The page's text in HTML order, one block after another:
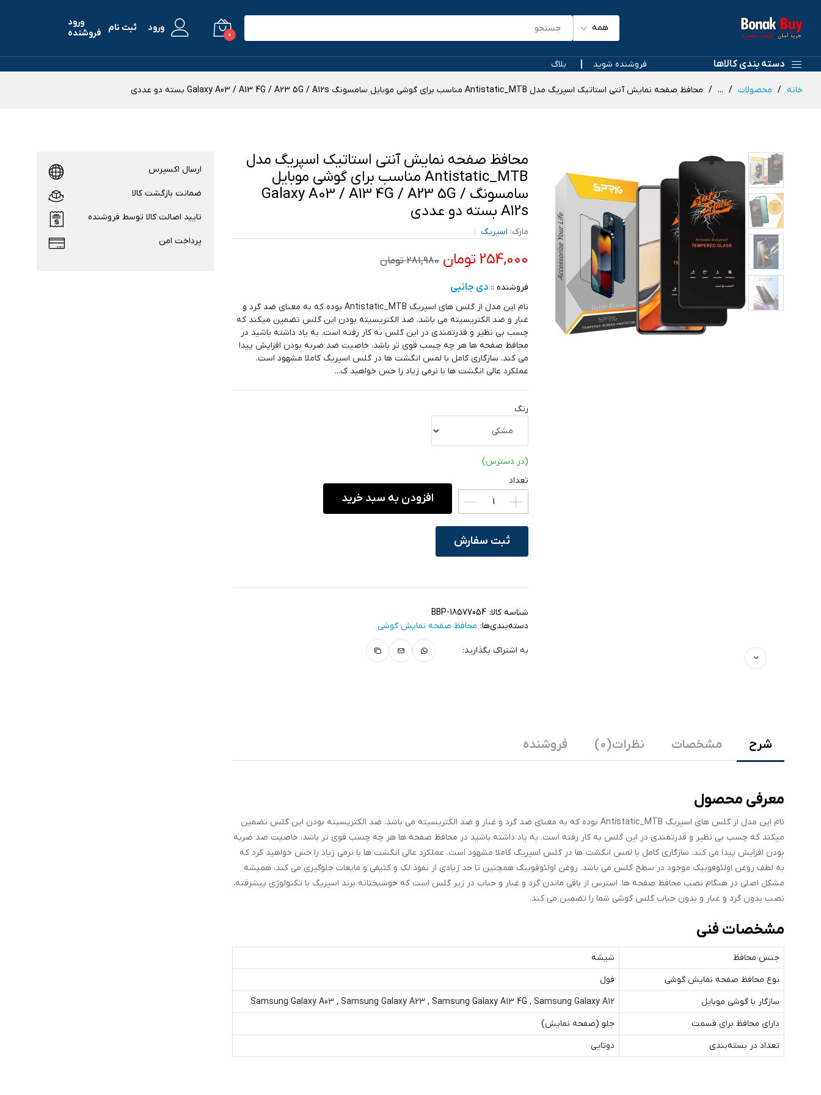
همه
0
ورود ثبت نام
ورود
فروشنده
دسته بندی کالاها فروشنده شوید بلاگ
خانه محصولات ... محافظ صفحه نمایش آنتی استاتیک اسپریگ مدل Antistatic_MTB مناسب برای گوشی موبایل سامسونگ Galaxy A03 / A13 4G / A23 5G / A12s بسته دو عددی
محافظ صفحه نمایش آنتی استاتیک اسپریگ مدل
Antistatic_MTB مناسب برای گوشی موبایل
سامسونگ Galaxy A03 / A13 4G / A23 5G /
A12s بسته دو عددی
مارک: اسپریگ
254,000 تومان 281,980 تومان
فروشنده :: دی جانبی
نام این مدل از گلس های اسپریگ Antistatic_MTB بوده که به معنای ضد گرد و
غبار و ضد الکتریسیته می باشد. ضد الکتریسیته بودن این گلس تضمین میکند که
چسب بی نظیر و قدرتمندی در این گلس به کار رفته است. به یاد داشته باشید در
محافظ صفحه ها هر چه چسب قوی تر باشد، خاصیت ضد ضربه بودن افزایش پیدا
می کند. سازگاری کامل با لمس انگشت ها در گلس اسپریگ کاملا مشهود است.
عملکرد عالی انگشت ها با نرمی زیاد را حس خواهید ک...
رنگ
(در دسترس)
تعداد
افزودن به سبد خرید
ثبت سفارش
شناسه کالا: BBP-18577054
دسته‌بندی‌ها: محافظ صفحه نمایش گوشی
به اشتراک بگذارید:
شرح مشخصات نظرات (0) فروشنده
معرفی محصول
نام این مدل از گلس های اسپریگ Antistatic_MTB بوده که به معنای ضد گرد و غبار و ضد الکتریسیته می باشد. ضد الکتریسیته بودن این گلس تضمین
میکند که چسب بی نظیر و قدرتمندی در این گلس به کار رفته است. به یاد داشته باشید در محافظ صفحه ها هر چه چسب قوی تر باشد، خاصیت ضد ضربه
بودن افزایش پیدا می کند. سازگاری کامل با لمس انگشت ها در گلس اسپریگ کاملا مشهود است. عملکرد عالی انگشت ها با نرمی زیاد را حس خواهید کرد که
به لطف روغن اولئوفوبیک موجود در سطح گلس می باشد. روغن اولئوفوبیک همچنین تا حد زیادی از نفوذ لک و کثیفی و مایعات جلوگیری می کند. همیشه
مشکل اصلی در هنگام نصب محافظ صفحه ها، استرس از باقی ماندن گرد و غبار و حباب در زیر گلس است که خوشبختانه برند اسپریگ با تکنولوژی پیشرفته،
نصب بدون گرد و غبار و بدون حباب گلس گوشی شما را تضمین می کند.
مشخصات فنی
جنس محافظ
شیشه
نوع محافظ صفحه نمایش گوشی
فول
سازگار با گوشی موبایل
Samsung Galaxy A03 , Samsung Galaxy A23 , Samsung Galaxy A13 4G , Samsung Galaxy A12
دارای محافظ برای قسمت
جلو (صفحه نمایش)
تعداد در بسته‌بندی
دوتایی
ارسال اکسپرس
ضمانت بازگشت کالا
تایید اصالت کالا توسط فروشنده
پرداخت امن